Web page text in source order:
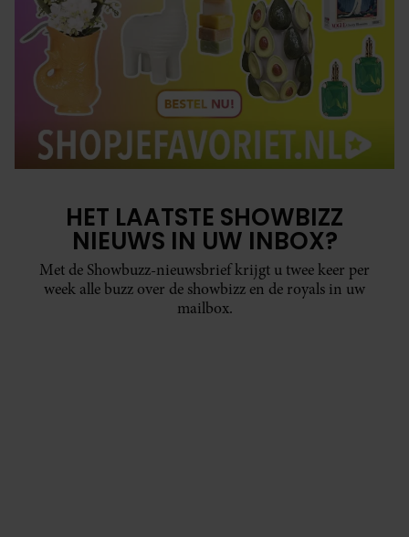
HET LAATSTE SHOWBIZZ
NIEUWS IN UW INBOX?
Met de Showbuzz-nieuwsbrief krijgt u twee keer per
week alle buzz over de showbizz en de royals in uw
mailbox.